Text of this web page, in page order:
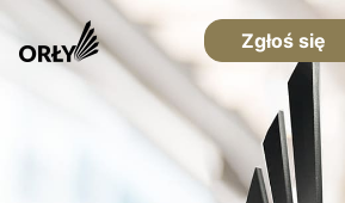
Zgłoś się